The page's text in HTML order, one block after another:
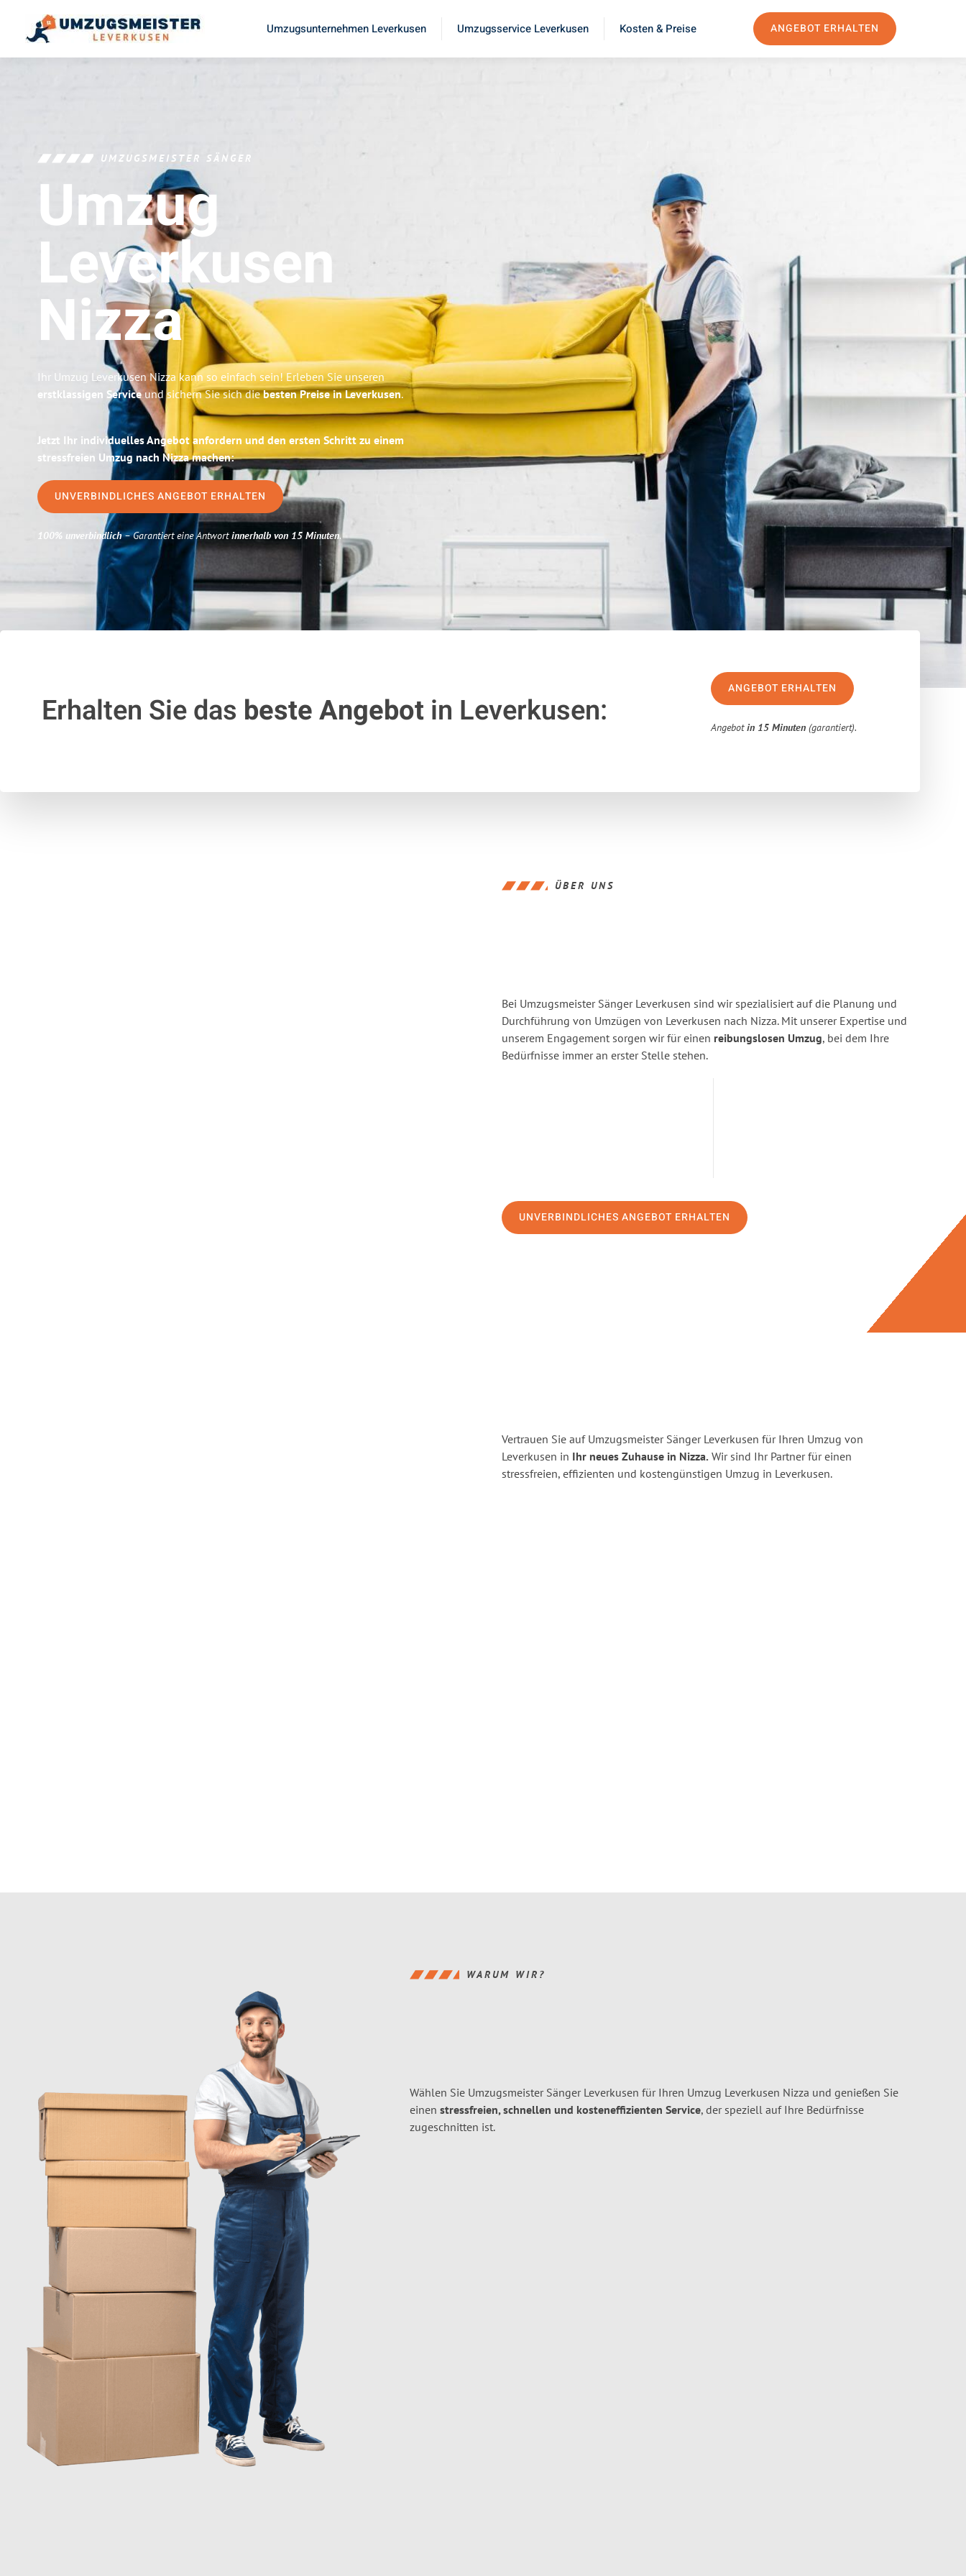
Umzugsunternehmen Leverkusen Umzugsservice Leverkusen Kosten & Preise ANGEBOT ERHALTEN
UMZUGSMEISTER SÄNGER
Umzug
Leverkusen
Nizza
Ihr Umzug Leverkusen Nizza kann so einfach sein! Erleben Sie unseren
erstklassigen Serviceund sichern Sie sich diebesten Preise in Leverkusen.
Jetzt Ihr individuelles Angebot anfordern und den ersten Schritt zu einem
stressfreien Umzug nach Nizza machen:
UNVERBINDLICHES ANGEBOT ERHALTEN
100% unverbindlich– Garantiert eine Antwortinnerhalb von 15 Minuten.
Erhalten Sie das beste Angebotin Leverkusen:
ANGEBOT ERHALTEN
Angebotin 15 Minuten (garantiert).
ÜBER UNS
Bei Umzugsmeister Sänger Leverkusen sind wir spezialisiert auf die Planung und
Durchführung von Umzügen von Leverkusen nach Nizza. Mit unserer Expertise und
unserem Engagement sorgen wir für einen reibungslosen Umzug, bei dem Ihre
Bedürfnisse immer an erster Stelle stehen.
UNVERBINDLICHES ANGEBOT ERHALTEN
Vertrauen Sie auf Umzugsmeister Sänger Leverkusen für Ihren Umzug von
Leverkusen in Ihr neues Zuhause in Nizza. Wir sind Ihr Partner für einen
stressfreien, effizienten und kostengünstigen Umzug in Leverkusen.
WARUM WIR?
Wählen Sie Umzugsmeister Sänger Leverkusen für Ihren Umzug Leverkusen Nizza und genießen Sie
einen stressfreien, schnellen und kosteneffizienten Service, der speziell auf Ihre Bedürfnisse
zugeschnitten ist.